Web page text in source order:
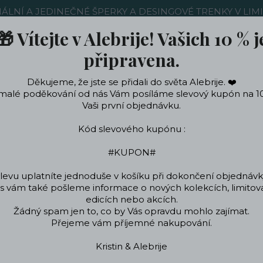
A JEDINEČNÉ ŠPERKY A DESINGOVÉ TRENKY V
Nákup u nás Kontakty Ochrana soukromí Blog
Hledat
a doplňky
Trenky Pánské trenky Ručně šité trenky s psím vzorem - limitovaná
s psím vzorem -
Vítejte v Alebrije! Vašich 10 %
připravena.
Děkujeme, že jste se přidali do světa Alebrije. ❤️
poděkování od nás Vám posíláme slevový kupón na
Vaši první objednávku.
Kód slevového kupónu :
#KUPON#
uplatníte jednoduše v košíku při dokončení
vám také pošleme informace o nových kolekcích,
edicích nebo akcích.
Žádný spam jen to, co by Vás opravdu mohlo zajímat.
Přejeme vám příjemné nakupování.
Kristin & Alebrije